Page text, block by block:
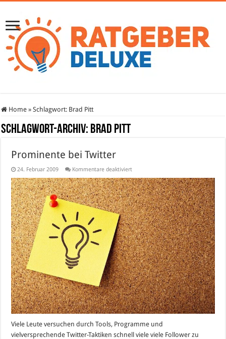
Home » Schlagwort: Brad Pitt
Schlagwort-Archiv: Brad Pitt
Prominente bei Twitter
24. Februar 2009 Kommentare deaktiviertfür
bei
Twitter
Viele Leute versuchen durch Tools, Programme und
vielversprechende Twitter-Taktiken schnell viele viele Follower zu